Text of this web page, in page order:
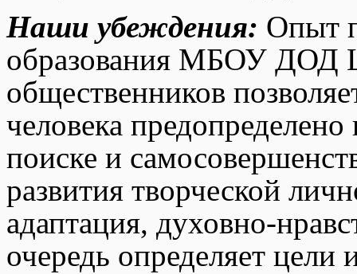
Наши убеждения: Опыт
образования МБОУ ДОД
общественников
человека
поиске и
развития творческой
адаптация, духовно-
очередь определяет цели